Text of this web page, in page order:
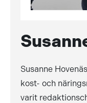
Susanne
kost- och
varit